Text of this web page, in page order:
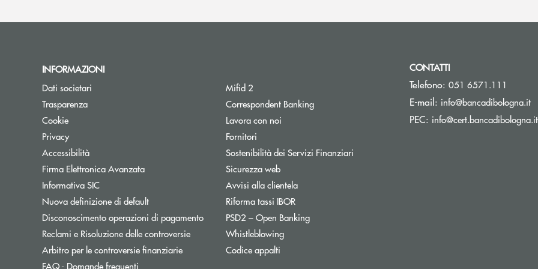
INFORMAZIONI
Dati societari
Trasparenza
Cookie
Privacy
Accessibilità
Firma Elettronica Avanzata
Informativa SIC
Nuova definizione di default
Disconoscimento operazioni di pagamento
Reclami e Risoluzione delle controversie
Arbitro per le controversie finanziarieApre una nuova finestra
FAQ - Domande frequenti
Mifid 2
Correspondent Banking
Lavora con noi
Fornitori
Sostenibilità dei Servizi Finanziari
Sicurezza web
Avvisi alla clientela
Riforma tassi IBOR
PSD2 – Open BankingApre una nuova finestra
Whistleblowing
Codice appalti
CONTATTI
Telefono: 051 6571.111
E-mail: info@bancadibologna.it
PEC: info@cert.bancadibologna.it